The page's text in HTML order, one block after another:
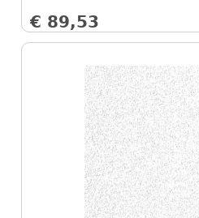
€ 89,53